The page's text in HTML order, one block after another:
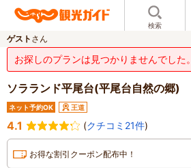
検索
ゲスト さん
お探しのプランは見つかりませんでした。
ソラランド平尾台(平尾台自然の郷)
ネット予約OK 王道
4.1 (クチコミ21件)
お得な割引クーポン配布中！